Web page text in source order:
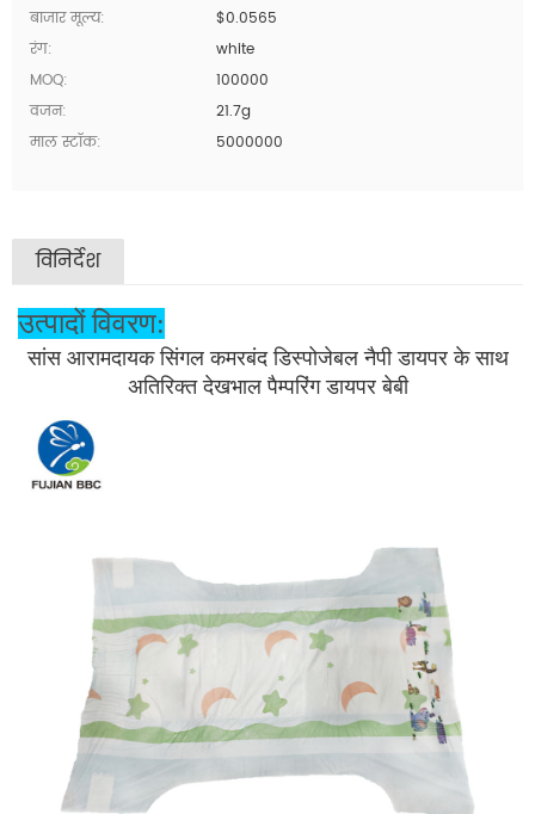
बाजार मूल्य:
$0.0565
रंग:
white
MOQ:
100000
वजन:
21.7g
माल स्टॉक:
5000000
विनिर्देश
उत्पादों विवरण:
सांस आरामदायक सिंगल कमरबंद डिस्पोजेबल नैपी डायपर के साथ
अतिरिक्त देखभाल पैम्परिंग डायपर बेबी